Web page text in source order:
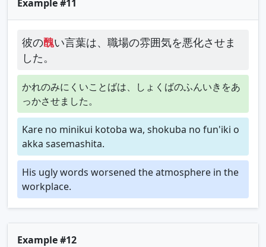
Example #11
彼の醜い言葉は、職場の雰囲気を悪化させま
した。
かれのみにくいことばは、しょくばのふんいきをあ
っかさせました。
Kare no minikui kotoba wa, shokuba no fun'iki o
akka sasemashita.
His ugly words worsened the atmosphere in the
workplace.
Example #12